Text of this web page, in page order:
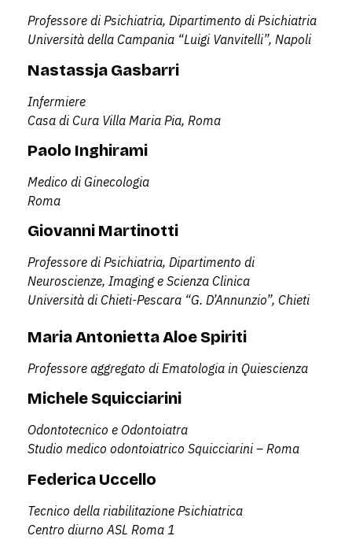
Professore di Psichiatria, Dipartimento di Psichiatria
Università della Campania “Luigi Vanvitelli”, Napoli
Nastassja Gasbarri
Infermiere
Casa di Cura Villa Maria Pia, Roma
Paolo Inghirami
Medico di Ginecologia
Roma
Giovanni Martinotti
Professore di Psichiatria, Dipartimento di
Neuroscienze, Imaging e Scienza Clinica
Università di Chieti-Pescara “G. D’Annunzio”, Chieti
Maria Antonietta Aloe Spiriti
Professore aggregato di Ematologia in Quiescienza
Michele Squicciarini
Odontotecnico e Odontoiatra
Studio medico odontoiatrico Squicciarini – Roma
Federica Uccello
Tecnico della riabilitazione Psichiatrica
Centro diurno ASL Roma 1